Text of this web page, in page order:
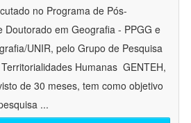
no Programa de Pós-
Doutorado em Geografia - PPGG e
UNIR, pelo Grupo de Pesquisa
Humanas  GENTEH,
de 30 meses, tem como objetivo
...